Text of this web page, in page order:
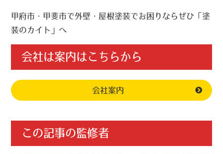
甲府市・甲斐市で外壁・屋根塗装でお困りならぜひ「塗
装のカイト」へ
会社は案内はこちらから
会社案内
この記事の監修者